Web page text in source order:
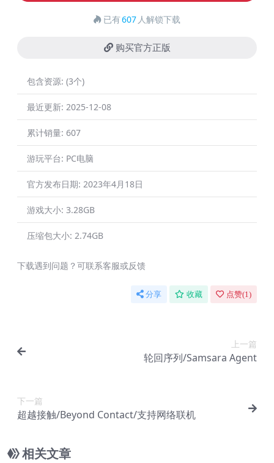
已有607 人解锁下载
购买官方正版
包含资源: (3个)
最近更新: 2025-12-08
累计销量: 607
游玩平台: PC电脑
官方发布日期: 2023年4月18日
游戏大小: 3.28GB
压缩包大小: 2.74GB
下载遇到问题？可联系客服或反馈
分享 收藏 点赞(1)
上一篇
轮回序列/Samsara Agent
下一篇
超越接触/Beyond Contact/支持网络联机
相关文章